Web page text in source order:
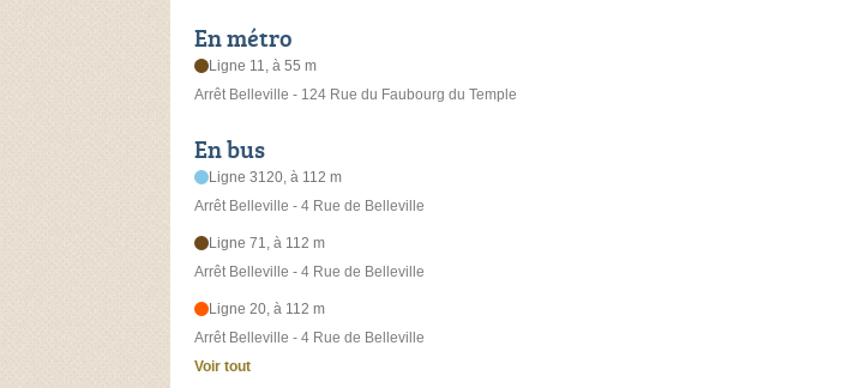
En métro
Ligne 11, à 55 m
Arrêt Belleville - 124 Rue du Faubourg du Temple
En bus
Ligne 3120, à 112 m
Arrêt Belleville - 4 Rue de Belleville
Ligne 71, à 112 m
Arrêt Belleville - 4 Rue de Belleville
Ligne 20, à 112 m
Arrêt Belleville - 4 Rue de Belleville
Voir tout